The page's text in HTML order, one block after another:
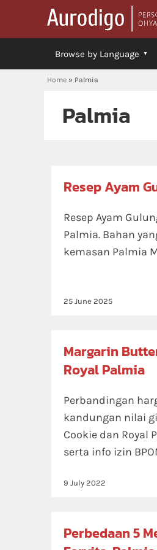
Browse by Language
Home » Palmia
Palmia
Resep Ayam
Resep Ayam
Palmia. Bahan
kemasan Palmia
25 June 2025
Margarin
Royal Palmia
Perbandingan
kandungan nilai
Cookie dan Royal
serta info izin
9 July 2022
Perbedaan 5